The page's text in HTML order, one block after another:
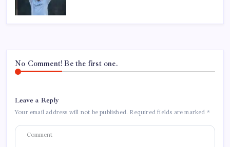
No Comment! Be the first one.
Leave a Reply
Your email address will not be published. Required fields are marked *